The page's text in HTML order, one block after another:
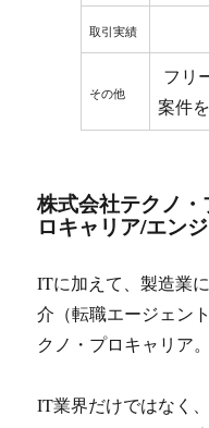
取引実績
その他
フリ
案件
株式会社テクノ
ロキャリア/エン
ITに加えて、製造業
介（転職エージェン
クノ・プロキャリア。
IT業界だけではなく